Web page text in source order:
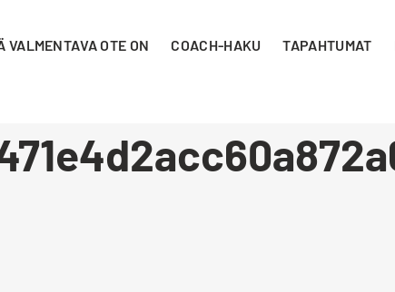
VALMENTAVA OTE ON COACH-HAKU TAPAHTUMAT